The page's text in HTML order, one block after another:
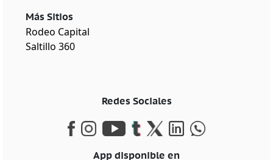
Más Sitios
Rodeo Capital
Saltillo 360
Redes Sociales
App disponible en